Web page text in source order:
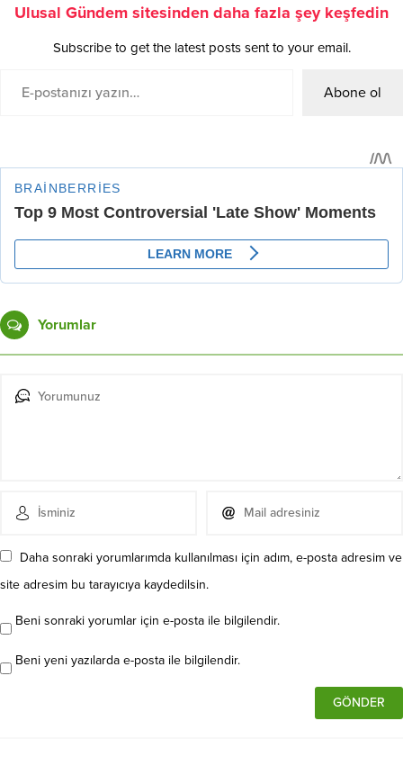
Ulusal Gündem sitesinden daha fazla şey keşfedin
Subscribe to get the latest posts sent to your email.
Abone ol
Yorumlar
Daha sonraki yorumlarımda kullanılması için adım, e-posta adresim ve
site adresim bu tarayıcıya kaydedilsin.
Beni sonraki yorumlar için e-posta ile bilgilendir.
Beni yeni yazılarda e-posta ile bilgilendir.